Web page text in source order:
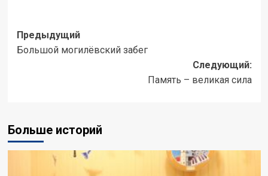
Навигация
записи
Предыдущий
Большой могилёвский забег
Следующий:
Память – великая сила
Больше историй